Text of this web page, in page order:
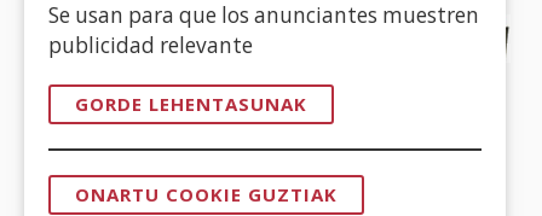
Se usan para que los anunciantes muestren
publicidad relevante
GORDE LEHENTASUNAK
ONARTU COOKIE GUZTIAK
CERTIFICADOS DE CALIDAD
(Ireki
leiho
berrian)
leiho